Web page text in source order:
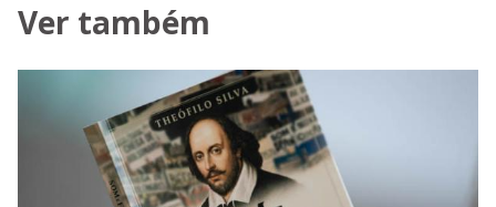
Ver também